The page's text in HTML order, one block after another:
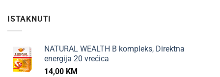
ISTAKNUTI
NATURAL WEALTH B kompleks, Direktna
energija 20 vrećica
14,00 KM